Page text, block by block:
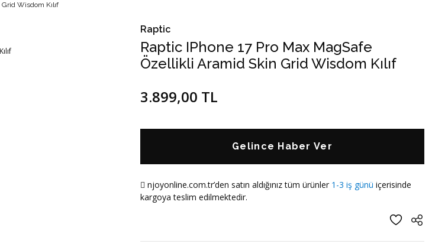
Wisdom Kılıf
Raptic
Raptic IPhone 17 Pro Max MagSafe
Özellikli Aramid Skin Grid Wisdom Kılıf
3.899,00 TL
Gelince Haber Ver
njoyonline.com.tr’den satın aldığınız tüm ürünler 1-3 iş günü içerisinde
kargoya teslim edilmektedir.